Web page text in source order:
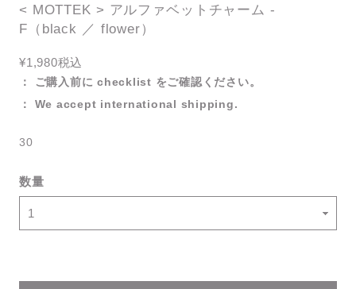
< MOTTEK > アルファベットチャーム -
F（black ／ flower）
¥1,980税込
： ご購入前に checklist をご確認ください。
： We accept international shipping.
30
数量